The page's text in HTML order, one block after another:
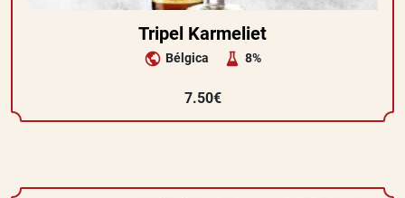
Tripel Karmeliet
Bélgica 8%
7.50€